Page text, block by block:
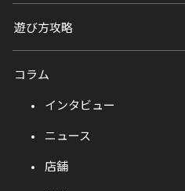
遊び方攻略
コラム
インタビュー
ニュース
店舗